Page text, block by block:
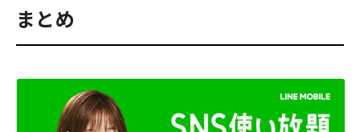
まとめ